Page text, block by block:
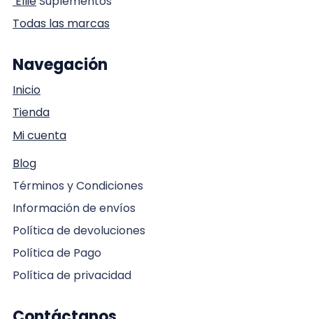
Todas las marcas
Navegación
Inicio
Tienda
Mi cuenta
Blog
Términos y Condiciones
Información de envíos
Política de devoluciones
Política de Pago
Política de privacidad